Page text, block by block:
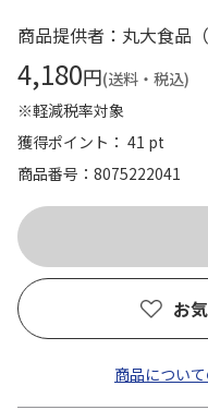
商品提供者：丸大食品（
4,180円(送料・税込)
※軽減税率対象
獲得ポイント： 41 pt
商品番号
8075222041
お
商品につい